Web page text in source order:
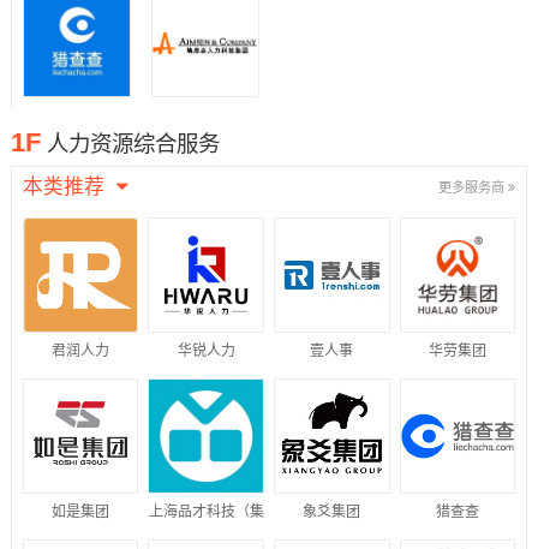
1F 人力资源综合服务
本类推荐 更多服务商
君润人力 华锐人力 壹人事 华劳集团
如是集团 上海品才科技（集 象爻集团 猎查查